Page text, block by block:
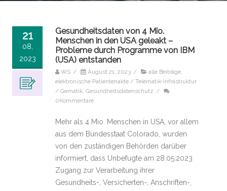
21
08,
2023
Gesundheitsdaten von 4 Mio.
Menschen in den USA geleakt –
Probleme durch Programme von IBM
(USA) entstanden
WS / August 21, 2023 / alle Beiträge,
elektronische Patientenakte / Telematik-Infrastruktur
/ Gematik, Gesundheitsdatenschutz /
0Kommentare
Mehr als 4 Mio. Menschen in USA, vor allem
aus dem Bundesstaat Colorado, wurden
von den zuständigen Behörden darüber
informiert, dass Unbefugte am 28.05.2023
Zugang zur Verarbeitung ihrer
Gesundheits-, Versicherten-, Anschriften-,